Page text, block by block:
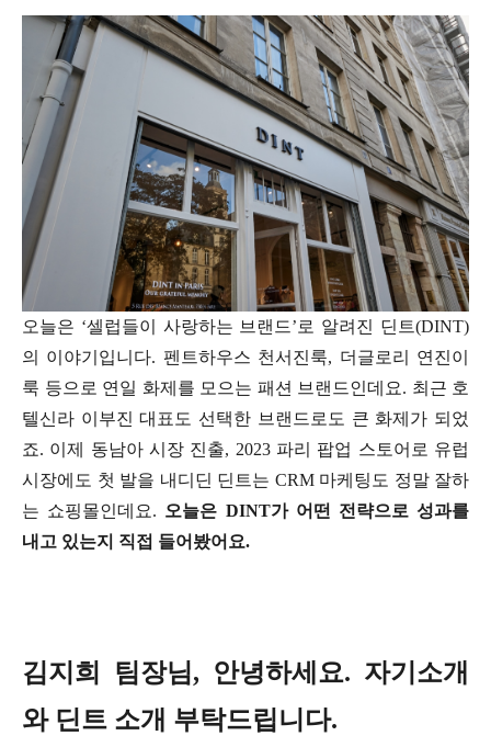
오늘은 ‘셀럽들이 사랑하는 브랜드’로 알려진 딘트(DINT)
의 이야기입니다. 펜트하우스 천서진룩, 더글로리 연진이
룩 등으로 연일 화제를 모으는 패션 브랜드인데요. 최근 호
텔신라 이부진 대표도 선택한 브랜드로도 큰 화제가 되었
죠. 이제 동남아 시장 진출, 2023 파리 팝업 스토어로 유럽
시장에도 첫 발을 내디딘 딘트는 CRM 마케팅도 정말 잘하
는 쇼핑몰인데요. 오늘은 DINT가 어떤 전략으로 성과를
내고 있는지 직접 들어봤어요.
김지희 팀장님, 안녕하세요. 자기소개
와 딘트 소개 부탁드립니다.